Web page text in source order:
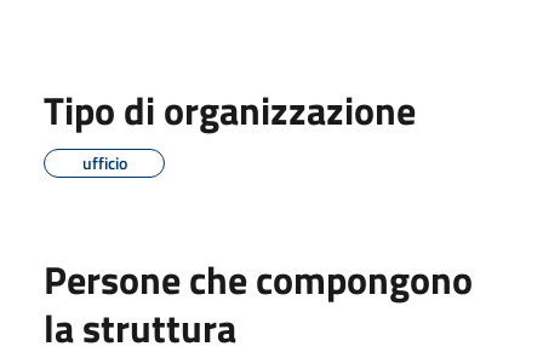
Tipo di organizzazione
ufficio
Persone che compongono
la struttura